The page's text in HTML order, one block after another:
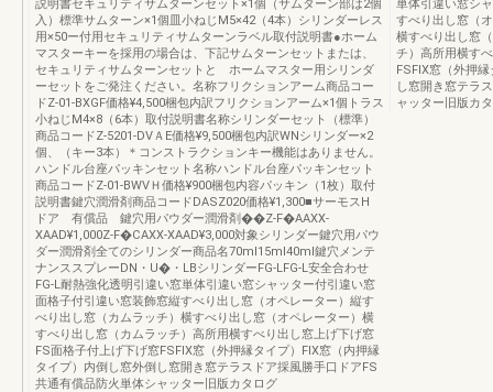
説明書セキュリティサムターンセット×1個（サムターン部は2個
入）標準サムターン×1個皿小ねじM5×42（4本）シリンダーレス
用×50ー付用セキュリティサムターンラベル取付説明書●ホーム
マスターキーを採用の場合は、下記サムターンセットまたは、
セキュリティサムターンセットと ホームマスター用シリンダ
ーセットをご発注ください。名称フリクションアーム商品コー
ドZ-01-BXGF価格¥4,500梱包内訳フリクションアーム×1個トラス
小ねじM4×8（6本）取付説明書名称シリンダーセット（標準）
商品コードZ-5201-DVＡE価格¥9,500梱包内訳WNシリンダー×2
個、（キー3本）＊コンストラクションキー機能はありません。
ハンドル台座パッキンセット名称ハンドル台座パッキンセット
商品コードZ-01-BWVＨ価格¥900梱包内容パッキン（1枚）取付
説明書鍵穴潤滑剤商品コードDASZ020価格¥1,300■サーモスH
ドア 有償品 鍵穴用パウダー潤滑剤��Z-F�AAXX-
XAAD¥1,000Z-F�CAXX-XAAD¥3,000対象シリンダー鍵穴用パウ
ダー潤滑剤全てのシリンダー商品名70ml15ml40ml鍵穴メンテ
ナンススプレーDN・U�・LBシリンダーFG-LFG-L安全合わせ
FG-L耐熱強化透明引違い窓単体引違い窓シャッター付引違い窓
面格子付引違い窓装飾窓縦すべり出し窓（オペレーター）縦す
べり出し窓（カムラッチ）横すべり出し窓（オペレーター）横
すべり出し窓（カムラッチ）高所用横すべり出し窓上げ下げ窓
FS面格子付上げ下げ窓FSFIX窓（外押縁タイプ）FIX窓（内押縁
タイプ）内倒し窓外倒し窓開き窓テラスドア採風勝手口ドアFS
共通有償品防火単体シャッター旧版カタログ
単体引違い窓シ
すべり出し窓（
横すべり出し窓
チ）高所用横す
FSFIX窓（外押
し窓開き窓テラ
ャッター旧版カ